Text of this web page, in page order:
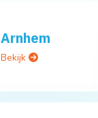
Arnhem
Bekijk